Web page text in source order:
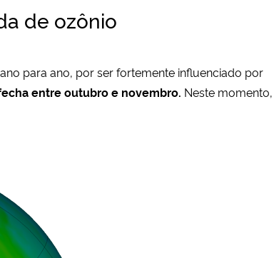
de ozônio
para ano, por ser fortemente influenciado por
entre outubro e novembro. Neste momento,